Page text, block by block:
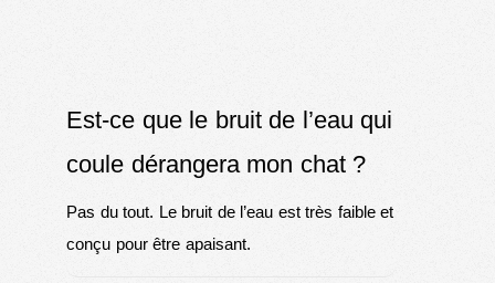
Est-ce que le bruit de l’eau qui
coule dérangera mon chat ?
Pas du tout. Le bruit de l’eau est très faible et
conçu pour être apaisant.